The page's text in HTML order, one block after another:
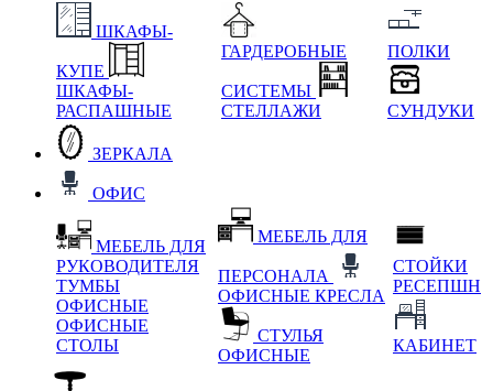
ШКАФЫ-
КУПЕ
ШКАФЫ-
РАСПАШНЫЕ
ГАРДЕРОБНЫЕ
СИСТЕМЫ
СТЕЛЛАЖИ
ПОЛКИ
СУНДУКИ
ЗЕРКАЛА
ОФИС
МЕБЕЛЬ ДЛЯ
РУКОВОДИТЕЛЯ
ТУМБЫ
ОФИСНЫЕ
ОФИСНЫЕ
СТОЛЫ
МЕБЕЛЬ ДЛЯ
ПЕРСОНАЛА
ОФИСНЫЕ КРЕСЛА
СТУЛЬЯ
ОФИСНЫЕ
СТОЙКИ
РЕСЕПШН
КАБИНЕТ